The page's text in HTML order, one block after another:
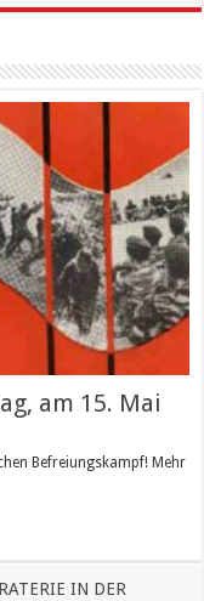
am 15. Mai
Befreiungskampf! Mehr
IN DER